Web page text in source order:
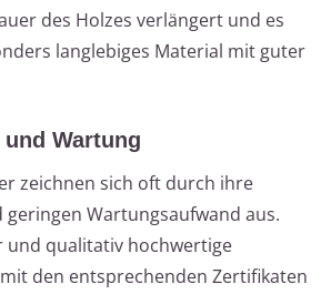
des Holzes verlängert und es
langlebiges Material mit guter
Wartung
zeichnen sich oft durch ihre
geringen Wartungsaufwand aus.
und qualitativ hochwertige
den entsprechenden Zertifikaten